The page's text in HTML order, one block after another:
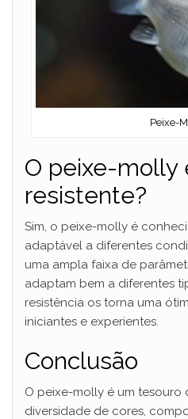
Peixe-
O peixe-molly
resistente?
Sim, o peixe-molly é
adaptável a diferentes
uma ampla faixa de
adaptam bem a diferentes
resistência os torna uma
iniciantes e experientes.
Conclusão
O peixe-molly é um tesouro
diversidade de cores,